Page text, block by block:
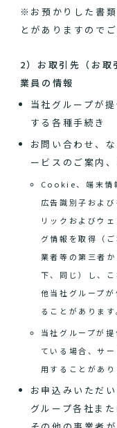
※お預かりした書
とがありますので
2）お取引先（お取
業員の情報
当社グループが
する各種手続き
お問い合わせ、
ービスのご案内
Cookie、端末情
広告識別子およ
リックおよびウ
グ情報を取得（
業者等の第三者
下、同じ）し、
他当社グループ
ることがあります
当社グループが
ている場合、サ
用することがあり
お申込みいただ
グループ各社ま